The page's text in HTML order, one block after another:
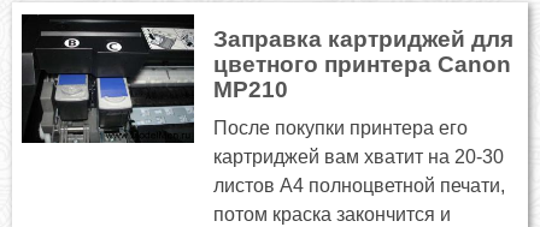
Заправка картриджей для
цветного принтера Canon
МР210
После покупки принтера его
картриджей вам хватит на 20-30
листов А4 полноцветной печати,
потом краска закончится и